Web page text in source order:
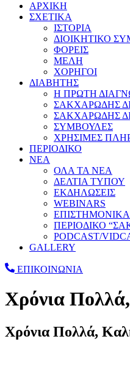
ΑΡΧΙΚΗ
ΣΧΕΤΙΚΑ
ΙΣΤΟΡΙΑ
ΔΙΟΙΚΗΤΙΚΟ
ΦΟΡΕΙΣ
ΜΕΛΗ
ΧΟΡΗΓΟΙ
ΔΙΑΒΗΤΗΣ
Η ΠΡΩΤΗ
ΣΑΚΧΑΡΩΔΗΣ
ΣΑΚΧΑΡΩΔΗΣ
ΣΥΜΒΟΥΛΕΣ
ΧΡΗΣΙΜΕΣ
ΠΕΡΙΟΔΙΚΟ
ΝΕΑ
ΟΛΑ ΤΑ ΝΕΑ
ΔΕΛΤΙΑ ΤΥΠΟΥ
ΕΚΔΗΛΩΣΕΙΣ
WEBINARS
ΠΕΡΙΟΔΙΚΟ
PODCAST/
GALLERY
ΕΠΙΚΟΙΝΩΝΙΑ
Χρόνια
Χρόνια Πολλά,